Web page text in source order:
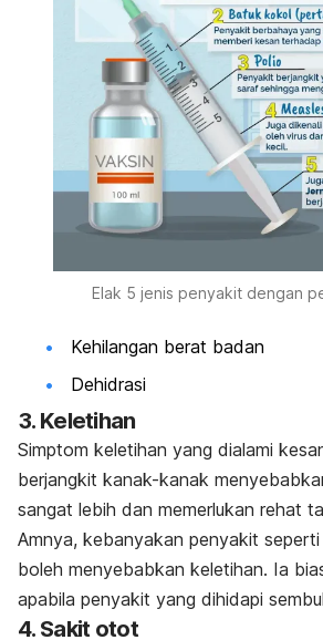
Elak 5 jenis penyakit dengan
Kehilangan berat badan
Dehidrasi
3. Keletihan
Simptom keletihan yang dialami
berjangkit kanak-kanak
sangat lebih dan memerlukan rehat
Amnya, kebanyakan penyakit seperti
boleh menyebabkan keletihan. Ia
apabila penyakit yang dihidapi
4. Sakit otot